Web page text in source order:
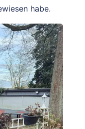
habe.